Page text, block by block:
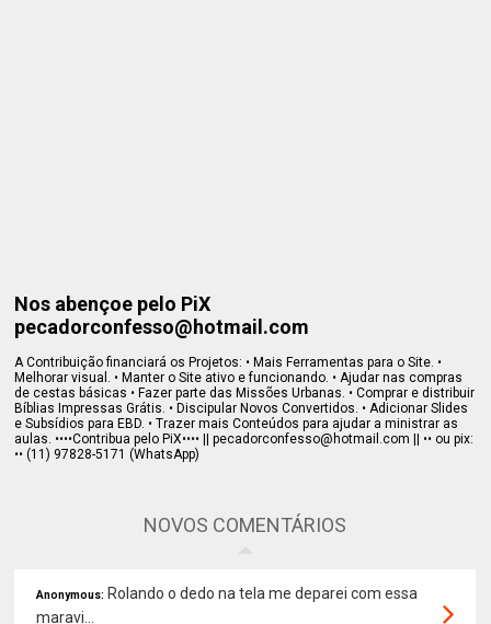
Nos abençoe pelo PiX
pecadorconfesso@hotmail.com
A Contribuição financiará os Projetos: • Mais Ferramentas para o Site. •
Melhorar visual. • Manter o Site ativo e funcionando. • Ajudar nas compras
de cestas básicas • Fazer parte das Missões Urbanas. • Comprar e distribuir
Bíblias Impressas Grátis. • Discipular Novos Convertidos. • Adicionar Slides
e Subsídios para EBD. • Trazer mais Conteúdos para ajudar a ministrar as
aulas. ••••Contribua pelo PiX•••• || pecadorconfesso@hotmail.com || •• ou pix:
•• (11) 97828-5171 (WhatsApp)
NOVOS COMENTÁRIOS
Anonymous: Rolando o dedo na tela me deparei com essa
maravi...